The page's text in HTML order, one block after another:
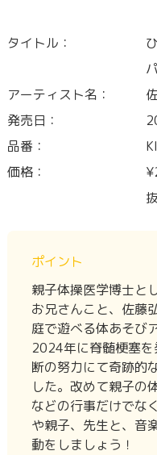
タイトル：
アーティスト名：
発売日：
品番：
価格：
ポイント
親子体操医学博士と
お兄さんこと、佐藤
庭で遊べる体あそび
2024年に脊髄梗塞
断の努力にて奇跡的
した。改めて親子の
などの行事だけでな
や親子、先生と、音
動をしましょう！